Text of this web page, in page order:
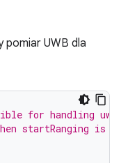
pomiar UWB dla
for handling
startRanging is